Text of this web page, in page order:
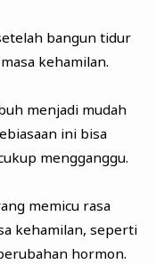
bangun tidur
kehamilan.
menjadi mudah
ini bisa
mengganggu.
memicu rasa
kehamilan, seperti
hormon.